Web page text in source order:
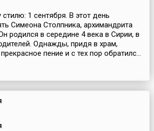
1 сентября. В этот день
Симеона Столпника, архимандрита
родился в середине 4 века в Сирии, в
Однажды, придя в храм,
пение и с тех пор обратилс...